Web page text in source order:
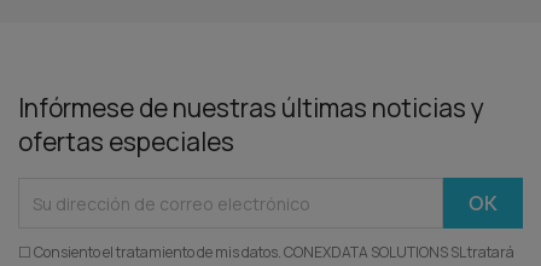
Infórmese de nuestras últimas noticias y
ofertas especiales
☐ Consiento el tratamiento de mis datos. CONEXDATA SOLUTIONS SL tratará